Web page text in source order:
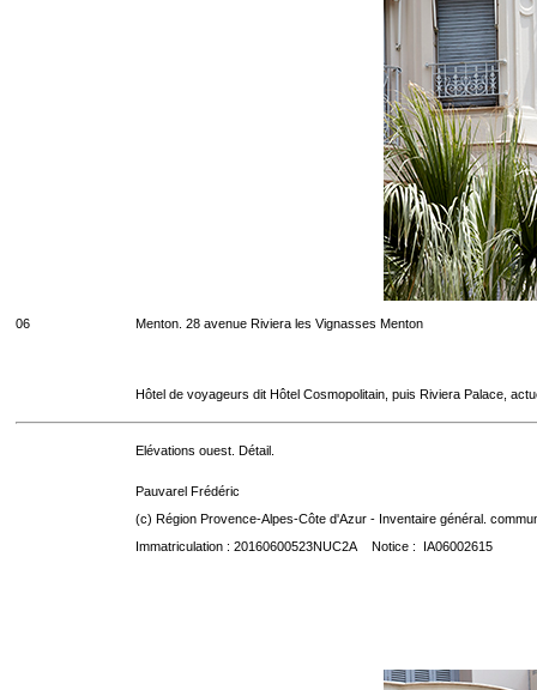
06 Menton. 28 avenue Riviera les Vignasses Menton
Hôtel de voyageurs dit Hôtel Cosmopolitain, puis Riviera Palace,
Elévations ouest. Détail.
Pauvarel Frédéric
(c) Région Provence-Alpes-Côte d'Azur - Inventaire général.
Immatriculation : 20160600523NUC2A Notice : IA06002615